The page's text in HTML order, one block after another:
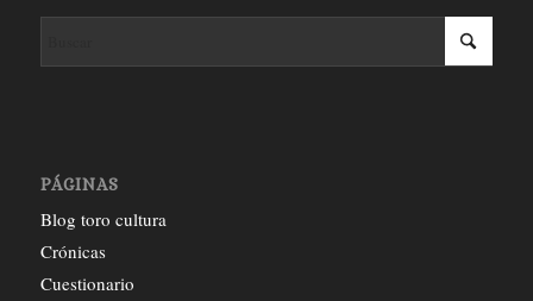
PÁGINAS
Blog toro cultura
Crónicas
Cuestionario